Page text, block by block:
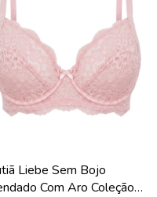
Liebe Sem Bojo
Com Aro Coleção